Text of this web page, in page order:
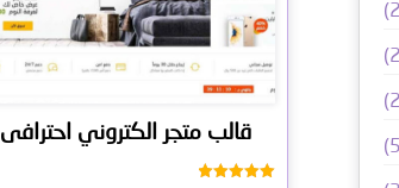
قالب متجر الكتروني احترافى